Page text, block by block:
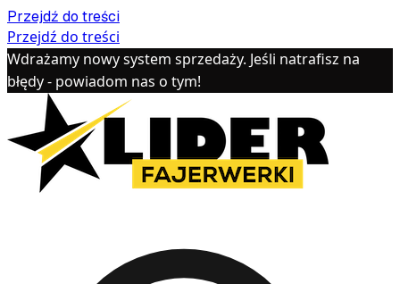
Przejdź do treści
Przejdź do treści
Wdrażamy nowy system sprzedaży. Jeśli natrafisz na
błędy - powiadom nas o tym!